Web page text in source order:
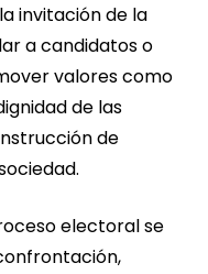
invitación de la
a candidatos o
valores como
de las
de
electoral se